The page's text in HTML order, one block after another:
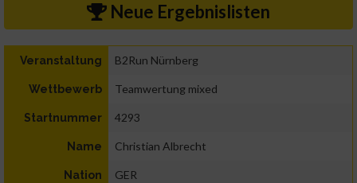
Neue Ergebnislisten
Veranstaltung B2Run Nürnberg
Wettbewerb Teamwertung mixed
Startnummer 4293
Name Christian Albrecht
Nation GER